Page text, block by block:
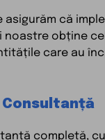
asigurăm că
noastre obține
care au
Consultanță
completă,